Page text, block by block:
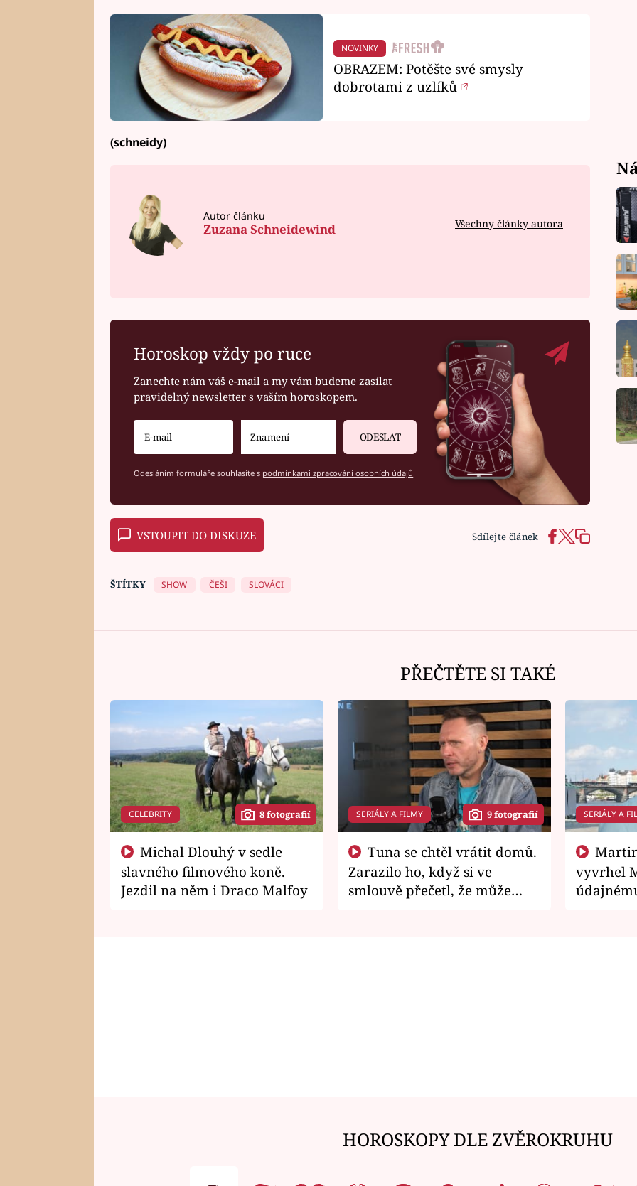
NOVINKY
OBRAZEM: Potěšte své smysly
dobrotami z uzlíků
(schneidy)
Autor článku
Zuzana Schneidewind Všechny články autora
Horoskop vždy po ruce
Zanechte nám váš e-mail a my vám budeme zasílat
pravidelný newsletter s vaším horoskopem.
ODESLAT
Odesláním formuláře souhlasíte s podmínkami zpracování osobních údajů
VSTOUPIT DO DISKUZE Sdílejte článek
ŠTÍTKY SHOW ČEŠI SLOVÁCI
PŘEČTĚTE SI TAKÉ
CELEBRITY 8 fotografií
slavného filmového koně.
Jezdil na něm i Draco Malfoy
SERIÁLY A FILMY 9 fotografií
Zarazilo ho, když si ve
smlouvě přečetl, že může
SERIÁLY A
vyvrhel
HOROSKOPY DLE ZVĚROKRUHU